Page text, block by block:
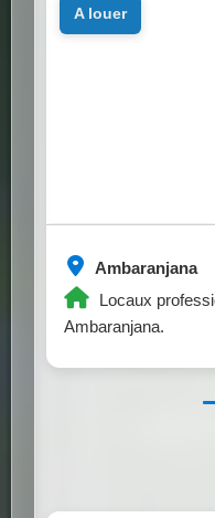
Ambaranjana
Locaux
Ambaranjana.
a louer